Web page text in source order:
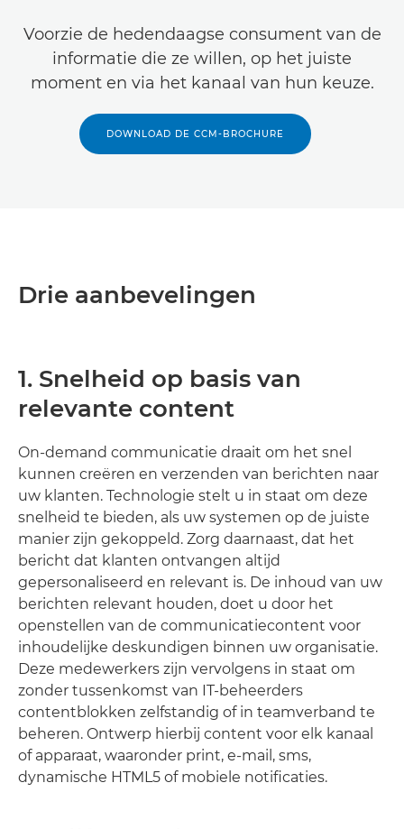
Voorzie de hedendaagse consument van de
informatie die ze willen, op het juiste
moment en via het kanaal van hun keuze.
DOWNLOAD DE CCM-BROCHURE
Drie aanbevelingen
1. Snelheid op basis van
relevante content
On-demand communicatie draait om het snel
kunnen creëren en verzenden van berichten naar
uw klanten. Technologie stelt u in staat om deze
snelheid te bieden, als uw systemen op de juiste
manier zijn gekoppeld. Zorg daarnaast, dat het
bericht dat klanten ontvangen altijd
gepersonaliseerd en relevant is. De inhoud van uw
berichten relevant houden, doet u door het
openstellen van de communicatiecontent voor
inhoudelijke deskundigen binnen uw organisatie.
Deze medewerkers zijn vervolgens in staat om
zonder tussenkomst van IT-beheerders
contentblokken zelfstandig of in teamverband te
beheren. Ontwerp hierbij content voor elk kanaal
of apparaat, waaronder print, e-mail, sms,
dynamische HTML5 of mobiele notificaties.